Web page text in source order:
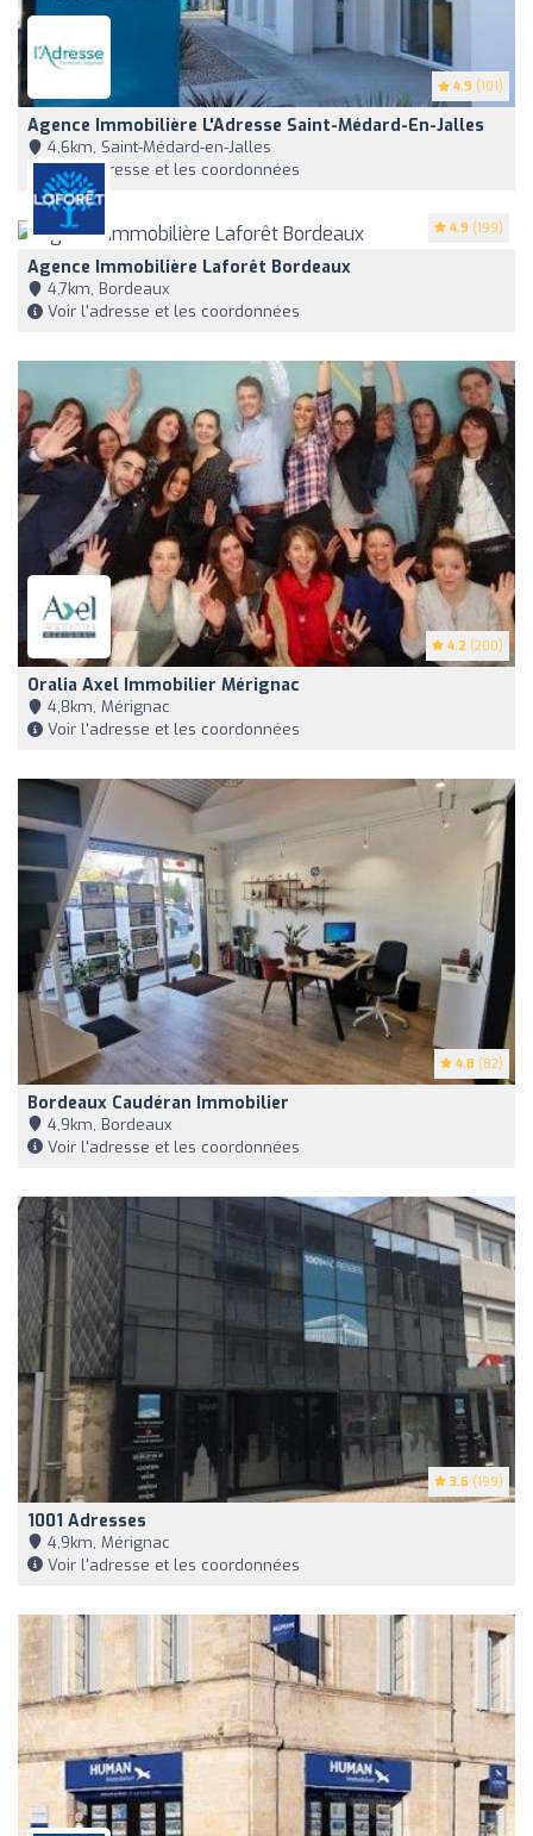
4.9 (101)
Agence Immobilière L'Adresse Saint-Médard-En-Jalles
4,6km, Saint-Médard-en-Jalles
Voir l'adresse et les coordonnées
4.9 (199)
Agence Immobilière Laforêt Bordeaux
4,7km, Bordeaux
Voir l'adresse et les coordonnées
4.2 (200)
Oralia Axel Immobilier Mérignac
4,8km, Mérignac
Voir l'adresse et les coordonnées
4.8 (82)
Bordeaux Caudéran Immobilier
4,9km, Bordeaux
Voir l'adresse et les coordonnées
3.6 (199)
1001 Adresses
4,9km, Mérignac
Voir l'adresse et les coordonnées